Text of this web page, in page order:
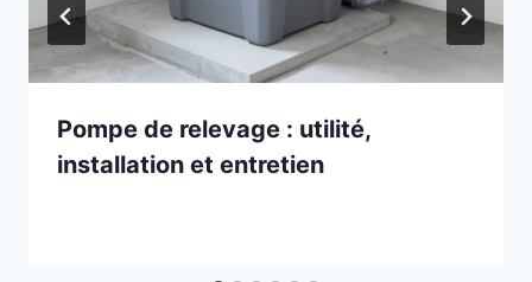
Pompe de relevage : utilité,
installation et entretien